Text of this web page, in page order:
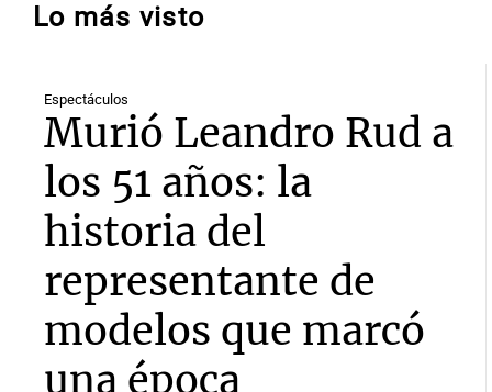
Lo más visto
Espectáculos
Murió Leandro Rud a
los 51 años: la
historia del
representante de
modelos que marcó
una época